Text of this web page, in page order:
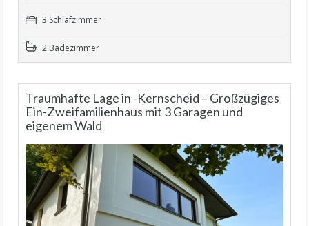
3 Schlafzimmer
2 Badezimmer
Traumhafte Lage in -Kernscheid – Großzügiges
Ein-Zweifamilienhaus mit 3 Garagen und
eigenem Wald